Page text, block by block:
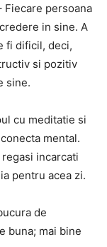
Fiecare persoana
in sine. A
fi dificil, deci,
si pozitiv
sine.
cu meditatie si
mental.
incarcati
pentru acea zi.
de
buna; mai bine